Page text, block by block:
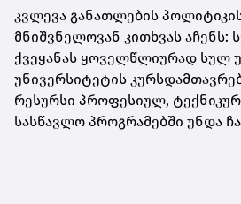
კვლევა განათლების
მნიშვნელოვან კითხვას აჩენს:
ქვეყანას ყოველწლიურად სულ
უნივერსიტეტის
რესურსი პროფესიულ,
სასწავლო პროგრამებში უნდა